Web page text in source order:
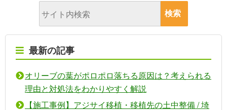
最新の記事
オリーブの葉がポロポロ落ちる原因は？考えられる
理由と対処法をわかりやすく解説
【施工事例】アジサイ移植・移植先の土中整備 / 埼